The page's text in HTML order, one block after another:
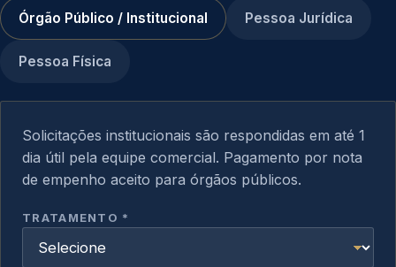
Órgão Público / Institucional Pessoa Jurídica
Pessoa Física
Solicitações institucionais são respondidas em até 1
dia útil pela equipe comercial. Pagamento por nota
de empenho aceito para órgãos públicos.
Não preencha este campo
TRATAMENTO *